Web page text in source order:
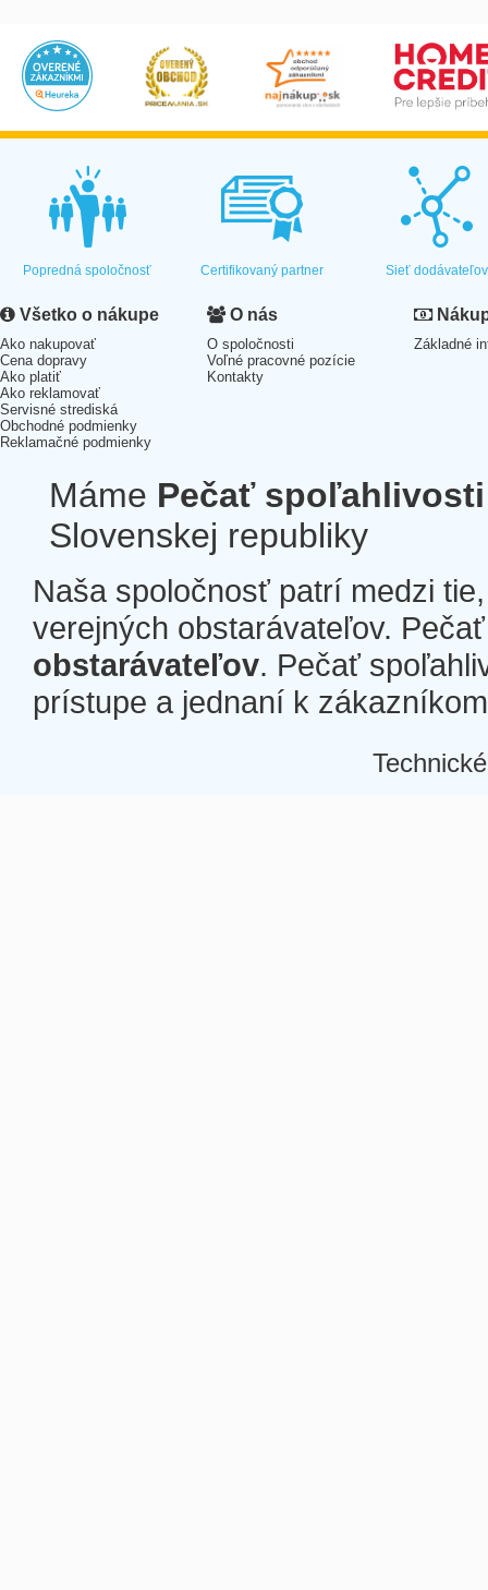
Popredná spoločnosť Certifikovaný partner Sieť dodávateľov
Všetko o nákupe
Ako nakupovať
Cena dopravy
Ako platiť
Ako reklamovať
Servisné strediská
Obchodné podmienky
Reklamačné podmienky
O nás
O spoločnosti
Voľné pracovné pozície
Kontakty
Základné
Máme Pečať spoľahlivosti
Slovenskej republiky
Naša spoločnosť patrí medzi
verejných obstarávateľov.
obstarávateľov. Pečať
prístupe a jednaní k